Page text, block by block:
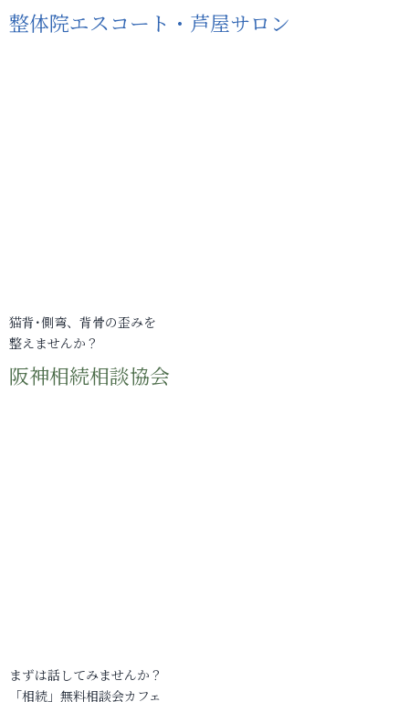
整体院エスコート・芦屋サロン
猫背･側弯、背骨の歪みを
整えませんか？
阪神相続相談協会
まずは話してみませんか？
「相続」無料相談会カフェ